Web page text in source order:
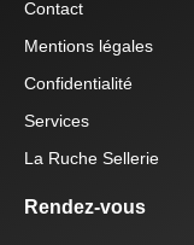
Contact
Mentions légales
Confidentialité
Services
La Ruche Sellerie
Rendez-vous